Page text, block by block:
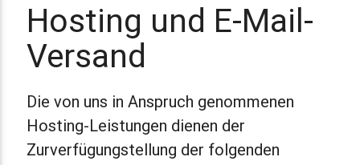
Hosting und E-Mail-
Versand
Die von uns in Anspruch genommenen
Hosting-Leistungen dienen der
Zurverfügungstellung der folgenden